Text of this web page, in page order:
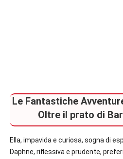
Le Fantastiche
Oltre il prato di
Ella, impavida e curiosa, sogna di
Daphne, riflessiva e prudente,